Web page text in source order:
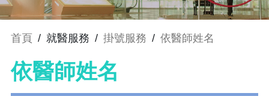
首頁 / 就醫服務 / 掛號服務 / 依醫師姓名
依醫師姓名